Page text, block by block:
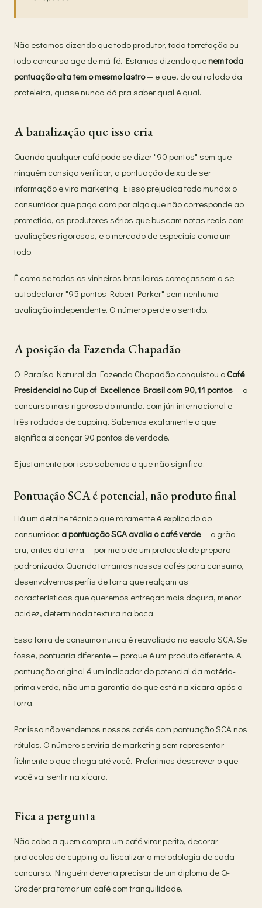
Não estamos dizendo que todo produtor, toda torrefação ou
todo concurso age de má-fé. Estamos dizendo que nem toda
pontuação alta tem o mesmo lastro— e que, do outro lado da
prateleira, quase nunca dá pra saber qual é qual.
A banalização que isso cria
Quando qualquer café pode se dizer "90 pontos" sem que
ninguém consiga verificar, a pontuação deixa de ser
informação e vira marketing. E isso prejudica todo mundo: o
consumidor que paga caro por algo que não corresponde ao
prometido, os produtores sérios que buscam notas reais com
avaliações rigorosas, e o mercado de especiais como um
todo.
É como se todos os vinheiros brasileiros começassem a se
autodeclarar "95 pontos Robert Parker" sem nenhuma
avaliação independente. O número perde o sentido.
A posição da Fazenda Chapadão
O Paraíso Natural da Fazenda Chapadão conquistou o Café
Presidencial no Cup of Excellence Brasil com 90,11 pontos— o
concurso mais rigoroso do mundo, com júri internacional e
três rodadas de cupping. Sabemos exatamente o que
significa alcançar 90 pontos de verdade.
E justamente por isso sabemos o que não significa.
Pontuação SCA é potencial, não produto final
Há um detalhe técnico que raramente é explicado ao
consumidor: a pontuação SCA avalia o café verde— o grão
cru, antes da torra — por meio de um protocolo de preparo
padronizado. Quando torramos nossos cafés para consumo,
desenvolvemos perfis de torra que realçam as
características que queremos entregar: mais doçura, menor
acidez, determinada textura na boca.
Essa torra de consumo nunca é reavaliada na escala SCA. Se
fosse, pontuaria diferente — porque é um produto diferente. A
pontuação original é um indicador do potencial da matéria-
prima verde, não uma garantia do que está na xícara após a
torra.
Por isso não vendemos nossos cafés com pontuação SCA nos
rótulos. O número serviria de marketing sem representar
fielmente o que chega até você. Preferimos descrever o que
você vai sentir na xícara.
Fica a pergunta
Não cabe a quem compra um café virar perito, decorar
protocolos de cupping ou fiscalizar a metodologia de cada
concurso. Ninguém deveria precisar de um diploma de Q-
Grader pra tomar um café com tranquilidade.